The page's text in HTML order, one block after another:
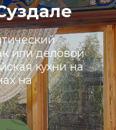
или деловой
кухни на
на